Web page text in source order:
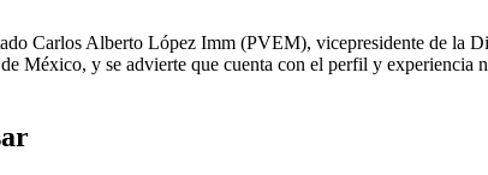
Carlos Alberto López Imm (PVEM), vicepresidente de la
México, y se advierte que cuenta con el perfil y experiencia